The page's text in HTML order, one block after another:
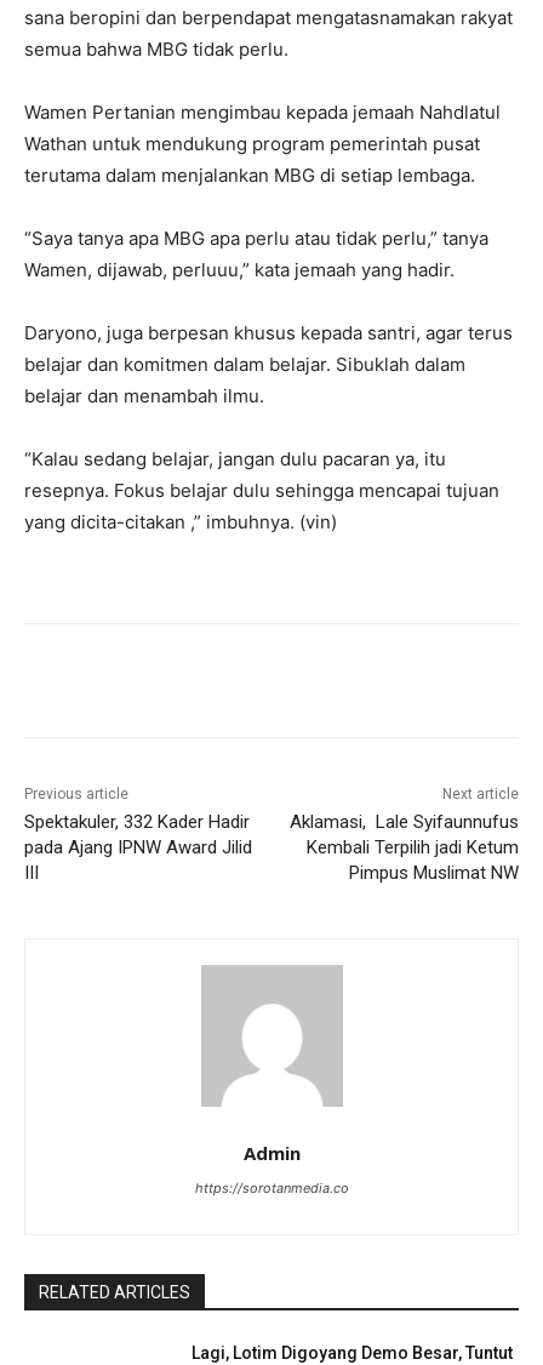
sana beropini dan berpendapat mengatasnamakan rakyat
semua bahwa MBG tidak perlu.
Wamen Pertanian mengimbau kepada jemaah Nahdlatul
Wathan untuk mendukung program pemerintah pusat
terutama dalam menjalankan MBG di setiap lembaga.
“Saya tanya apa MBG apa perlu atau tidak perlu,” tanya
Wamen, dijawab, perluuu,” kata jemaah yang hadir.
Daryono, juga berpesan khusus kepada santri, agar terus
belajar dan komitmen dalam belajar. Sibuklah dalam
belajar dan menambah ilmu.
“Kalau sedang belajar, jangan dulu pacaran ya, itu
resepnya. Fokus belajar dulu sehingga mencapai tujuan
yang dicita-citakan ,” imbuhnya. (vin)
Previous article
Spektakuler, 332 Kader Hadir
pada Ajang IPNW Award Jilid
Next article
Aklamasi, Lale Syifaunnufus
Kembali Terpilih jadi Ketum
Pimpus Muslimat NW
Admin
https://sorotanmedia.co
RELATED ARTICLES
Lagi, Lotim Digoyang Demo Besar, Tuntut